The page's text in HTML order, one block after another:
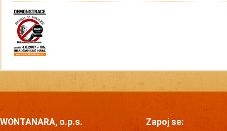
WONTANARA, o.p.s. Zapoj se: